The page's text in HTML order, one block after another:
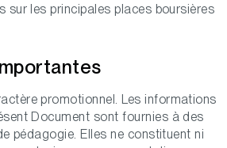
sur les principales places boursières
promotionnel. Les informations
Document sont fournies à des
pédagogie. Elles ne constituent ni